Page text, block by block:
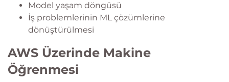
Model yaşam döngüsü
İş problemlerinin ML çözümlerine
dönüştürülmesi
AWS Üzerinde Makine
Öğrenmesi